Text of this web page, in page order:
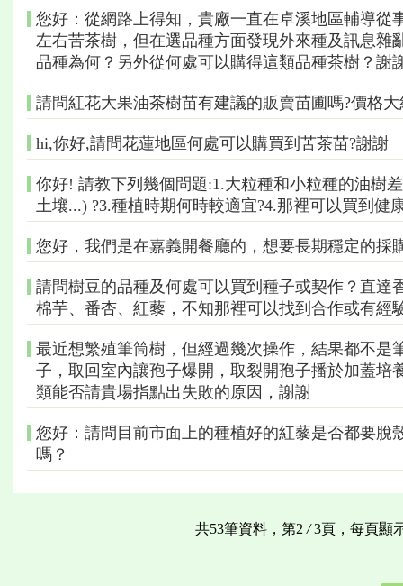
您好：從網路上得知，貴廠一直在卓溪地區輔導
左右苦茶樹，但在選品種方面發現外來種及訊息
品種為何？另外從何處可以購得這類品種茶樹？謝
請問紅花大果油茶樹苗有建議的販賣苗圃嗎?價格
hi,你好,請問花蓮地區何處可以購買到苦茶苗?謝謝
你好! 請教下列幾個問題:1.大粒種和小粒種的油樹
土壤...) ?3.種植時期何時較適宜?4.那裡可以買到健
您好，我們是在嘉義開餐廳的，想要長期穩定的採
請問樹豆的品種及何處可以買到種子或契作？直
棉芋、番杏、紅藜，不知那裡可以找到合作或有經
最近想繁殖筆筒樹，但經過幾次操作，結果都不
子，取回室內讓孢子爆開，取裂開孢子播於加蓋
類能否請貴場指點出失敗的原因，謝謝
您好：請問目前市面上的種植好的紅藜是否都要
嗎？
共53筆資料，第2 /3頁，每頁顯